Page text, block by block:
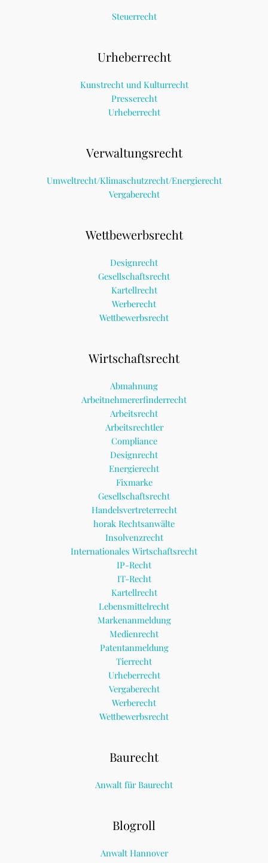
Steuerrecht
Urheberrecht
Kunstrecht und Kulturrecht
Presserecht
Urheberrecht
Verwaltungsrecht
Umweltrecht/Klimaschutzrecht/Energierecht
Vergaberecht
Wettbewerbsrecht
Designrecht
Gesellschaftsrecht
Kartellrecht
Werberecht
Wettbewerbsrecht
Wirtschaftsrecht
Abmahnung
Arbeitnehmererfinderrecht
Arbeitsrecht
Arbeitsrechtler
Compliance
Designrecht
Energierecht
Fixmarke
Gesellschaftsrecht
Handelsvertreterrecht
horak Rechtsanwälte
Insolvenzrecht
Internationales Wirtschaftsrecht
IP-Recht
IT-Recht
Kartellrecht
Lebensmittelrecht
Markenanmeldung
Medienrecht
Patentanmeldung
Tierrecht
Urheberrecht
Vergaberecht
Werberecht
Wettbewerbsrecht
Baurecht
Anwalt für Baurecht
Blogroll
Anwalt Hannover